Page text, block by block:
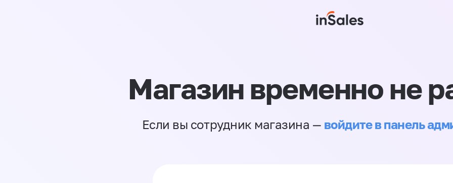
Магазин временно не
Если вы сотрудник магазина — войдите в панель